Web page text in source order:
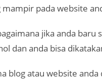
mampir pada website
jika anda
dan anda bisa
blog atau website